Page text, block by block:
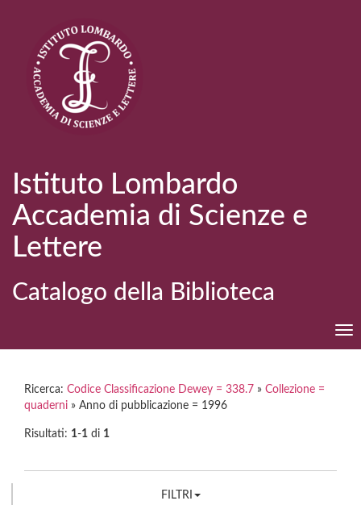
Istituto Lombardo
Accademia di Scienze e
Lettere
Catalogo della Biblioteca
Ricerca: Codice Classificazione Dewey = 338.7 » Collezione =
quaderni » Anno di pubblicazione = 1996
Risultati: 1-1 di 1
FILTRI